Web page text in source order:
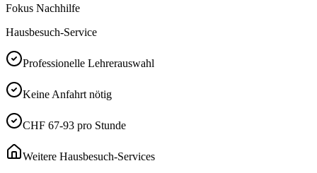
Fokus Nachhilfe
Hausbesuch-Service
Professionelle Lehrerauswahl
Keine Anfahrt nötig
CHF 67-93 pro Stunde
Weitere Hausbesuch-Services